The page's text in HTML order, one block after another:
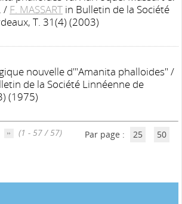
/ F. MASSART in Bulletin de la Société
T. 31(4) (2003)
nouvelle d'"Amanita phalloides" /
de la Société Linnéenne de
(1975)
(1 - 57 / 57) Par page : 25 50